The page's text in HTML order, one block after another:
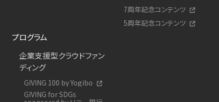
7周年記念コンテンツ
5周年記念コンテンツ
プログラム
企業支援型クラウドファン
ディング
GIVING 100 by Yogibo
GIVING for SDGs